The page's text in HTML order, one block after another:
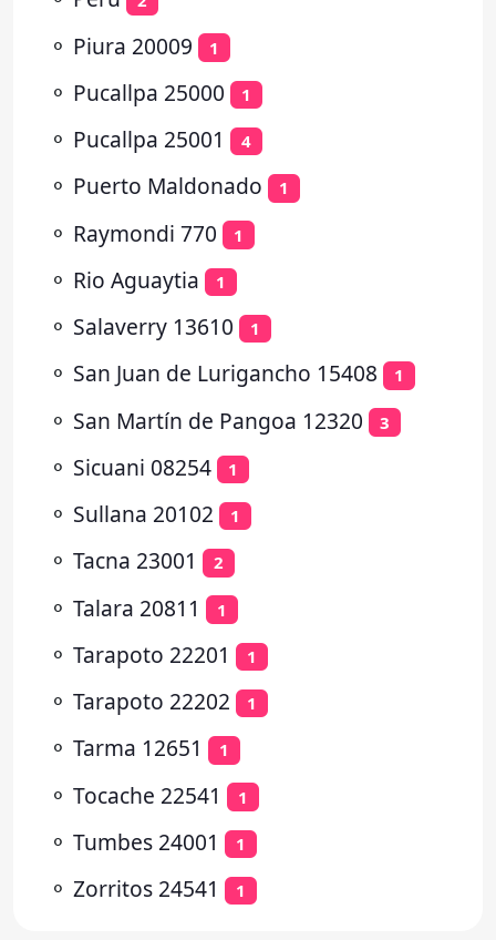
⚬ Piura 20009 1
⚬ Pucallpa 25000 1
⚬ Pucallpa 25001 4
⚬ Puerto Maldonado 1
⚬ Raymondi 770 1
⚬ Rio Aguaytia 1
⚬ Salaverry 13610 1
⚬ San Juan de Lurigancho 15408 1
⚬ San Martín de Pangoa 12320 3
⚬ Sicuani 08254 1
⚬ Sullana 20102 1
⚬ Tacna 23001 2
⚬ Talara 20811 1
⚬ Tarapoto 22201 1
⚬ Tarapoto 22202 1
⚬ Tarma 12651 1
⚬ Tocache 22541 1
⚬ Tumbes 24001 1
⚬ Zorritos 24541 1